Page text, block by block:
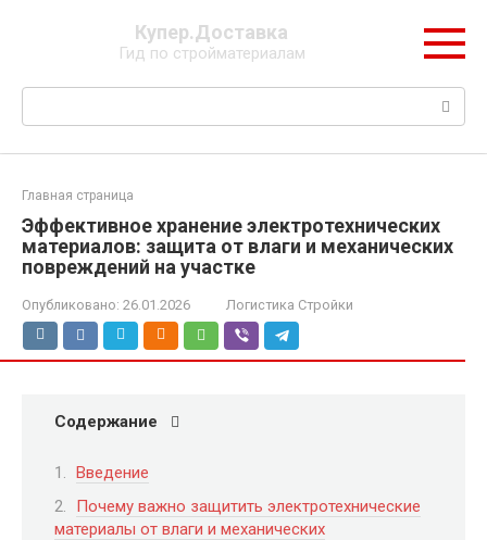
Купер.Доставка
Гид по стройматериалам
Поиск:
Главная страница
Эффективное хранение электротехнических
материалов: защита от влаги и механических
повреждений на участке
Опубликовано: 26.01.2026 Логистика Стройки
Содержание
Введение
Почему важно защитить электротехнические
материалы от влаги и механических